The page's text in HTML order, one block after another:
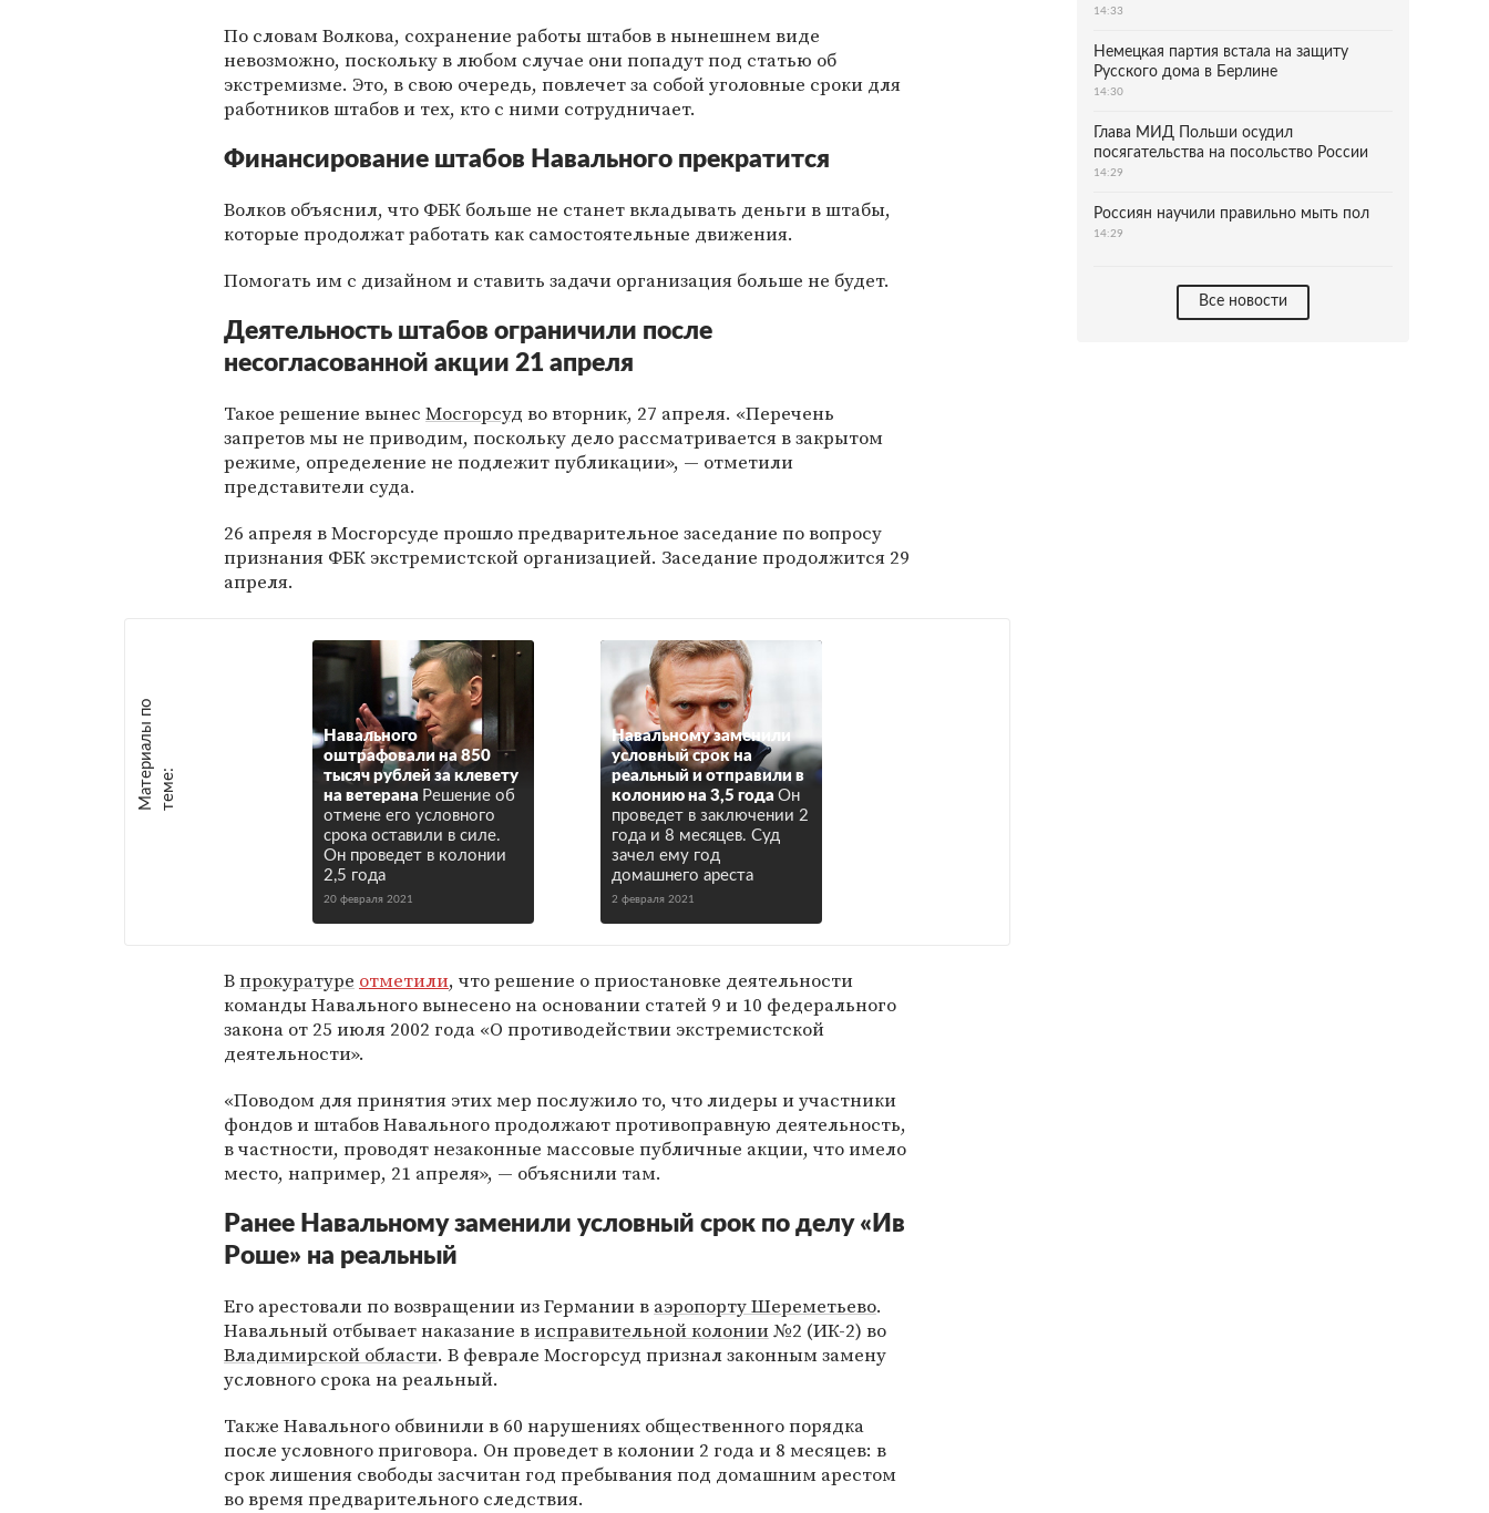
По словам Волкова, сохранение работы штабов в нынешнем виде
невозможно, поскольку в любом случае они попадут под статью об
экстремизме. Это, в свою очередь, повлечет за собой уголовные сроки для
работников штабов и тех, кто с ними сотрудничает.
Финансирование штабов Навального прекратится
Волков объяснил, что ФБК больше не станет вкладывать деньги в штабы,
которые продолжат работать как самостоятельные движения.
Помогать им с дизайном и ставить задачи организация больше не будет.
Деятельность штабов ограничили после
несогласованной акции 21 апреля
Такое решение вынес Мосгорсуд во вторник, 27 апреля. «Перечень
запретов мы не приводим, поскольку дело рассматривается в закрытом
режиме, определение не подлежит публикации», — отметили
представители суда.
26 апреля в Мосгорсуде прошло предварительное заседание по вопросу
признания ФБК экстремистской организацией. Заседание продолжится 29
апреля.
М
а
т е
р
и
а
л
ы
п
о
т
е
м
е :
Навального
оштрафовали на 850
тысяч рублей за клевету
на ветерана Решение об
отмене его условного
срока оставили в силе.
Он проведет в колонии
2,5 года
20 февраля 2021
Навальному заменили
условный срок на
реальный и отправили в
колонию на 3,5 года Он
проведет в заключении 2
года и 8 месяцев. Суд
зачел ему год
домашнего ареста
2 февраля 2021
Впрокуратуре отметили, что решение о приостановке деятельности
команды Навального вынесено на основании статей 9 и 10 федерального
закона от 25 июля 2002 года «О противодействии экстремистской
деятельности».
«Поводом для принятия этих мер послужило то, что лидеры и участники
фондов и штабов Навального продолжают противоправную деятельность,
в частности, проводят незаконные массовые публичные акции, что имело
место, например, 21 апреля», — объяснили там.
Ранее Навальному заменили условный срок по делу «Ив
Роше» на реальный
Его арестовали по возвращении из Германии в аэропорту Шереметьево.
Навальный отбывает наказание висправительной колонии№2 (ИК-2) во
Владимирской области. В феврале Мосгорсуд признал законным замену
условного срока на реальный.
Также Навального обвинили в 60 нарушениях общественного порядка
после условного приговора. Он проведет в колонии 2 года и 8 месяцев: в
срок лишения свободы засчитан год пребывания под домашним арестом
во время предварительного следствия.
14:33
Немецкая партия встала на защиту
Русского дома в Берлине
14:30
Глава МИД Польши осудил
посягательства на посольство России
14:29
Россиян научили правильно мыть пол
14:29
Все новости